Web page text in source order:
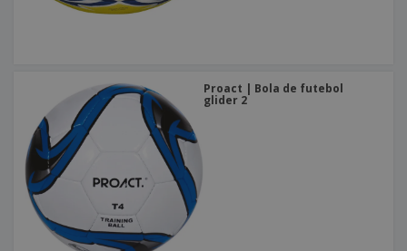
Proact | Bola de futebol
glider 2